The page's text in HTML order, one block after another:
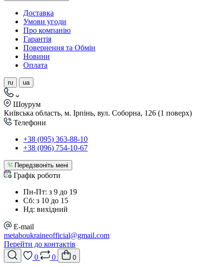
Доставка
Умови угоди
Про компанію
Гарантія
Повернення та Обмін
Новини
Оплата
ru ua
Шоурум
Київська область, м. Ірпінь, вул. Соборна, 126 (1 поверх)
Телефони
+38 (095) 363-88-10
+38 (096) 754-10-67
Передзвоніть мені
Графік роботи
Пн-Пт: з 9 до 19
Сб: з 10 до 15
Нд: вихідний
E-mail
metaboukraineofficial@gmail.com
Перейти до контактів
0
0 0